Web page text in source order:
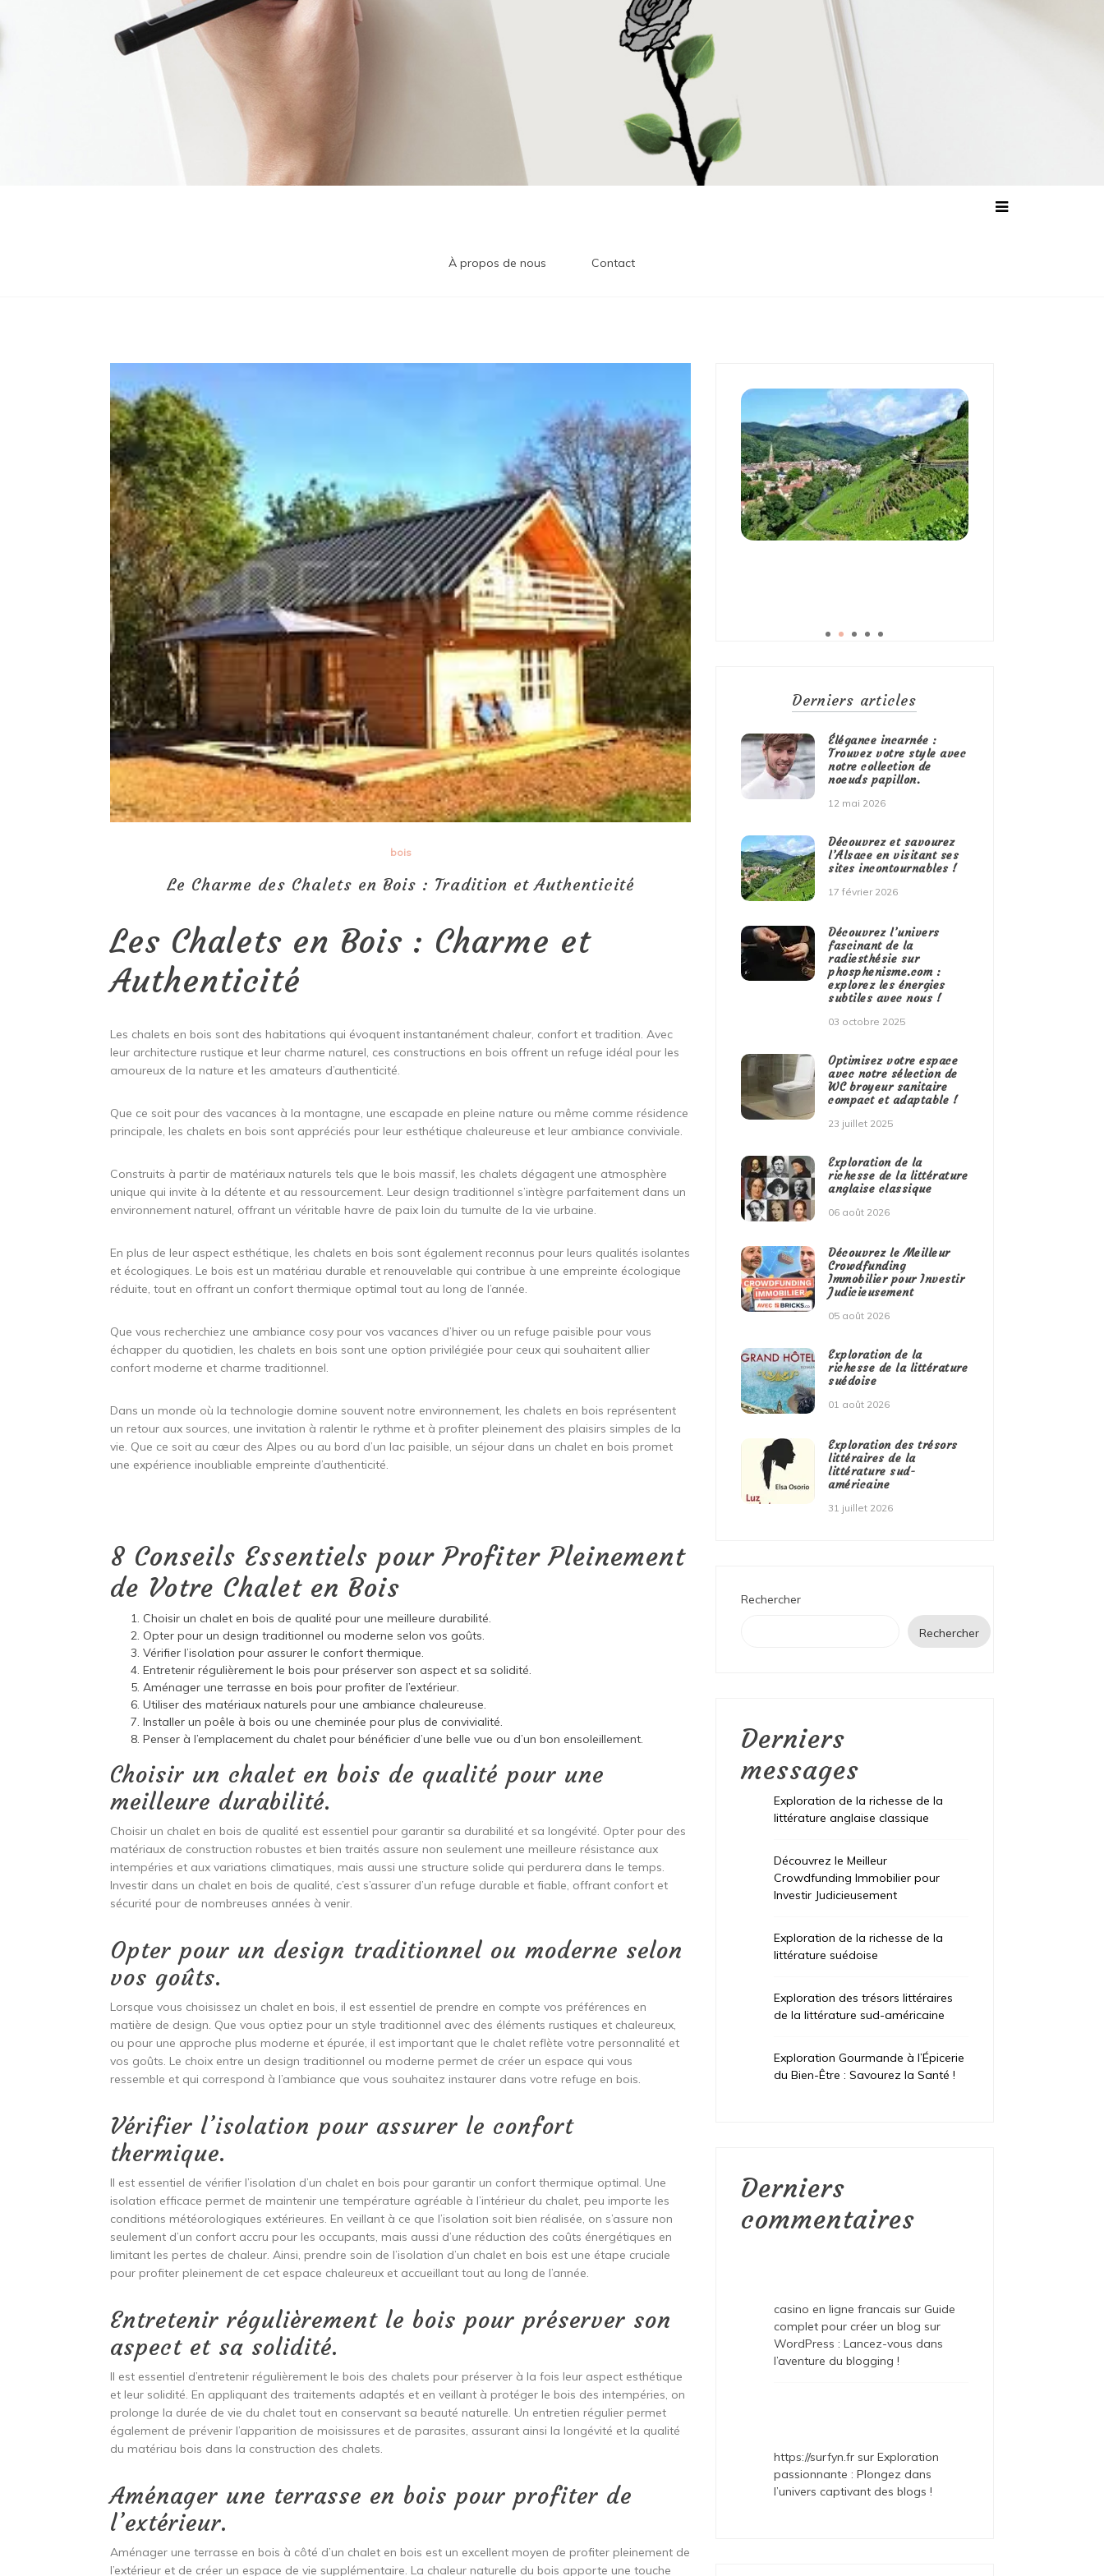
À propos de nous Contact
bois
Le Charme des Chalets en Bois : Tradition et Authenticité
Les Chalets en Bois : Charme et
Authenticité
Les chalets en bois sont des habitations qui évoquent instantanément chaleur, confort et tradition. Avec
leur architecture rustique et leur charme naturel, ces constructions en bois offrent un refuge idéal pour les
amoureux de la nature et les amateurs d’authenticité.
Que ce soit pour des vacances à la montagne, une escapade en pleine nature ou même comme résidence
principale, les chalets en bois sont appréciés pour leur esthétique chaleureuse et leur ambiance conviviale.
Construits à partir de matériaux naturels tels que le bois massif, les chalets dégagent une atmosphère
unique qui invite à la détente et au ressourcement. Leur design traditionnel s’intègre parfaitement dans un
environnement naturel, offrant un véritable havre de paix loin du tumulte de la vie urbaine.
En plus de leur aspect esthétique, les chalets en bois sont également reconnus pour leurs qualités isolantes
et écologiques. Le bois est un matériau durable et renouvelable qui contribue à une empreinte écologique
réduite, tout en offrant un confort thermique optimal tout au long de l’année.
Que vous recherchiez une ambiance cosy pour vos vacances d’hiver ou un refuge paisible pour vous
échapper du quotidien, les chalets en bois sont une option privilégiée pour ceux qui souhaitent allier
confort moderne et charme traditionnel.
Dans un monde où la technologie domine souvent notre environnement, les chalets en bois représentent
un retour aux sources, une invitation à ralentir le rythme et à profiter pleinement des plaisirs simples de la
vie. Que ce soit au cœur des Alpes ou au bord d’un lac paisible, un séjour dans un chalet en bois promet
une expérience inoubliable empreinte d’authenticité.
8 Conseils Essentiels pour Profiter Pleinement
de Votre Chalet en Bois
Choisir un chalet en bois de qualité pour une meilleure durabilité.
Opter pour un design traditionnel ou moderne selon vos goûts.
Vérifier l’isolation pour assurer le confort thermique.
Entretenir régulièrement le bois pour préserver son aspect et sa solidité.
Aménager une terrasse en bois pour profiter de l’extérieur.
Utiliser des matériaux naturels pour une ambiance chaleureuse.
Installer un poêle à bois ou une cheminée pour plus de convivialité.
Penser à l’emplacement du chalet pour bénéficier d’une belle vue ou d’un bon ensoleillement.
Choisir un chalet en bois de qualité pour une
meilleure durabilité.
Choisir un chalet en bois de qualité est essentiel pour garantir sa durabilité et sa longévité. Opter pour des
matériaux de construction robustes et bien traités assure non seulement une meilleure résistance aux
intempéries et aux variations climatiques, mais aussi une structure solide qui perdurera dans le temps.
Investir dans un chalet en bois de qualité, c’est s’assurer d’un refuge durable et fiable, offrant confort et
sécurité pour de nombreuses années à venir.
Opter pour un design traditionnel ou moderne selon
vos goûts.
Lorsque vous choisissez un chalet en bois, il est essentiel de prendre en compte vos préférences en
matière de design. Que vous optiez pour un style traditionnel avec des éléments rustiques et chaleureux,
ou pour une approche plus moderne et épurée, il est important que le chalet reflète votre personnalité et
vos goûts. Le choix entre un design traditionnel ou moderne permet de créer un espace qui vous
ressemble et qui correspond à l’ambiance que vous souhaitez instaurer dans votre refuge en bois.
Vérifier l’isolation pour assurer le confort
thermique.
Il est essentiel de vérifier l’isolation d’un chalet en bois pour garantir un confort thermique optimal. Une
isolation efficace permet de maintenir une température agréable à l’intérieur du chalet, peu importe les
conditions météorologiques extérieures. En veillant à ce que l’isolation soit bien réalisée, on s’assure non
seulement d’un confort accru pour les occupants, mais aussi d’une réduction des coûts énergétiques en
limitant les pertes de chaleur. Ainsi, prendre soin de l’isolation d’un chalet en bois est une étape cruciale
pour profiter pleinement de cet espace chaleureux et accueillant tout au long de l’année.
Entretenir régulièrement le bois pour préserver son
aspect et sa solidité.
Il est essentiel d’entretenir régulièrement le bois des chalets pour préserver à la fois leur aspect esthétique
et leur solidité. En appliquant des traitements adaptés et en veillant à protéger le bois des intempéries, on
prolonge la durée de vie du chalet tout en conservant sa beauté naturelle. Un entretien régulier permet
également de prévenir l’apparition de moisissures et de parasites, assurant ainsi la longévité et la qualité
du matériau bois dans la construction des chalets.
Aménager une terrasse en bois pour profiter de
l’extérieur.
Aménager une terrasse en bois à côté d’un chalet en bois est un excellent moyen de profiter pleinement de
l’extérieur et de créer un espace de vie supplémentaire. La chaleur naturelle du bois apporte une touche
Derniers articles
Élégance incarnée :
Trouvez votre style avec
notre collection de
noeuds papillon.
12 mai 2026
Découvrez et savourez
l’Alsace en visitant ses
sites incontournables !
17 février 2026
Découvrez l’univers
fascinant de la
radiesthésie sur
phosphenisme.com :
explorez les énergies
subtiles avec nous !
03 octobre 2025
Optimisez votre espace
avec notre sélection de
WC broyeur sanitaire
compact et adaptable !
23 juillet 2025
Exploration de la
richesse de la littérature
anglaise classique
06 août 2026
Découvrez le Meilleur
Crowdfunding
Immobilier pour Investir
Judicieusement
05 août 2026
Exploration de la
richesse de la littérature
suédoise
01 août 2026
Exploration des trésors
littéraires de la
littérature sud-
américaine
31 juillet 2026
Rechercher
Rechercher
Derniers
messages
Exploration de la richesse de la
littérature anglaise classique
Découvrez le Meilleur
Crowdfunding Immobilier pour
Investir Judicieusement
Exploration de la richesse de la
littérature suédoise
Exploration des trésors littéraires
de la littérature sud-américaine
Exploration Gourmande à l’Épicerie
du Bien-Être : Savourez la Santé !
Derniers
commentaires
casino en ligne francais sur Guide
complet pour créer un blog sur
WordPress : Lancez-vous dans
l’aventure du blogging !
https://surfyn.fr surExploration
passionnante : Plongez dans
l’univers captivant des blogs !